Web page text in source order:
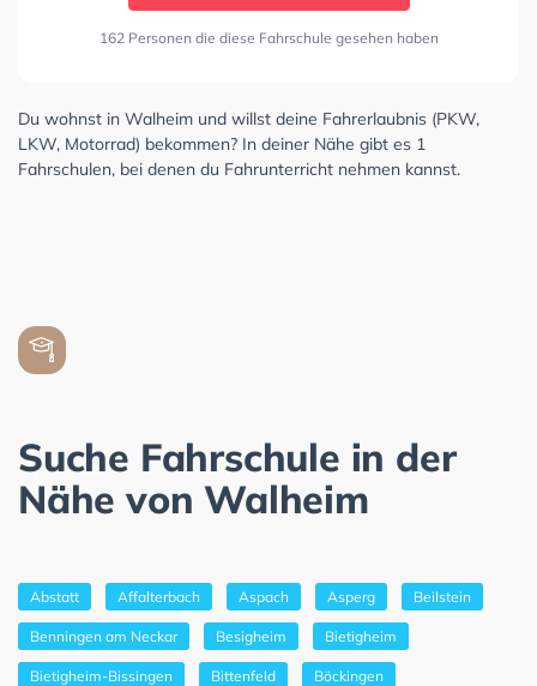
162 Personen die diese Fahrschule gesehen haben
Du wohnst in Walheim und willst deine Fahrerlaubnis (PKW,
LKW, Motorrad) bekommen? In deiner Nähe gibt es 1
Fahrschulen, bei denen du Fahrunterricht nehmen kannst.
Suche Fahrschule in der
Nähe von Walheim
Abstatt Affalterbach Aspach Asperg Beilstein
Benningen am Neckar Besigheim Bietigheim
Bietigheim-Bissingen Bittenfeld Böckingen